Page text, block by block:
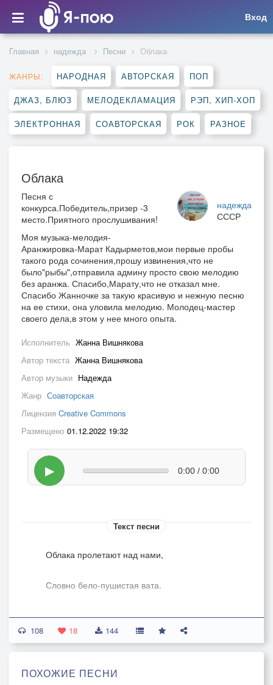
Вход
Главная надежда Песни Облака
ЖАНРЫ: НАРОДНАЯ АВТОРСКАЯ ПОП
ДЖАЗ, БЛЮЗ МЕЛОДЕКЛАМАЦИЯ РЭП, ХИП-ХОП
ЭЛЕКТРОННАЯ СОАВТОРСКАЯ РОК РАЗНОЕ
Облака
надежда
СССР
Песня с
конкурса.Победитель,призер -3
место.Приятного прослушивания!
Моя музыка-мелодия-
Аранжировка-Марат Кадырметов,мои первые пробы
такого рода сочинения,прошу извинения,что не
было"рыбы",отправила админу просто свою мелодию
без аранжа. Спасибо,Марату,что не отказал мне.
Спасибо Жанночке за такую красивую и нежную песню
на ее стихи, она уловила мелодию. Молодец-мастер
своего дела,в этом у нее много опыта.
Исполнитель Жанна Вишнякова
Автор текста Жанна Вишнякова
Автор музыки Надежда
Жанр Соавторская
Лицензия Creative Commons
Размещено 01.12.2022 19:32
▶ 0:00 / 0:00
Текст песни
Облака пролетают над нами,
Словно бело-пушистая вата.
И гонимые вдаль ветерками,
Уплывают, не зная преграды.
Сколько милых рисуют картинок,
108 18 144
ПОХОЖИЕ ПЕСНИ